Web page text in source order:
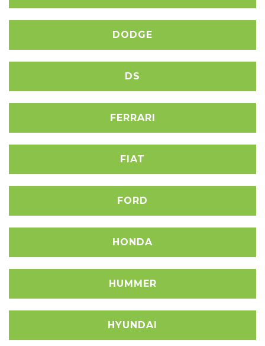
DODGE
DS
FERRARI
FIAT
FORD
HONDA
HUMMER
HYUNDAI